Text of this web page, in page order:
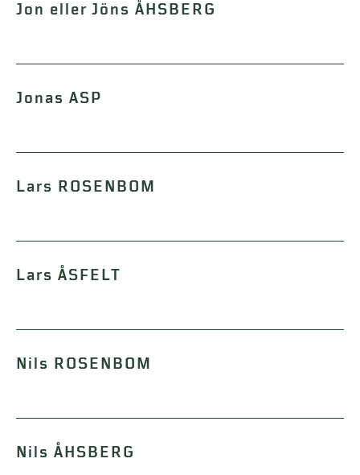
Jon eller Jöns ÅHSBERG
Jonas ASP
Lars ROSENBOM
Lars ÅSFELT
Nils ROSENBOM
Nils ÅHSBERG